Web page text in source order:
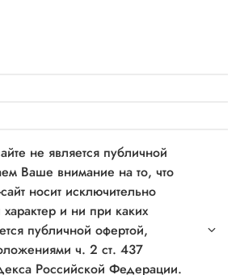
не является публичной
Ваше внимание на то, что
носит исключительно
и ни при каких
публичной офертой,
ч. 2 ст. 437
Российской Федерации.